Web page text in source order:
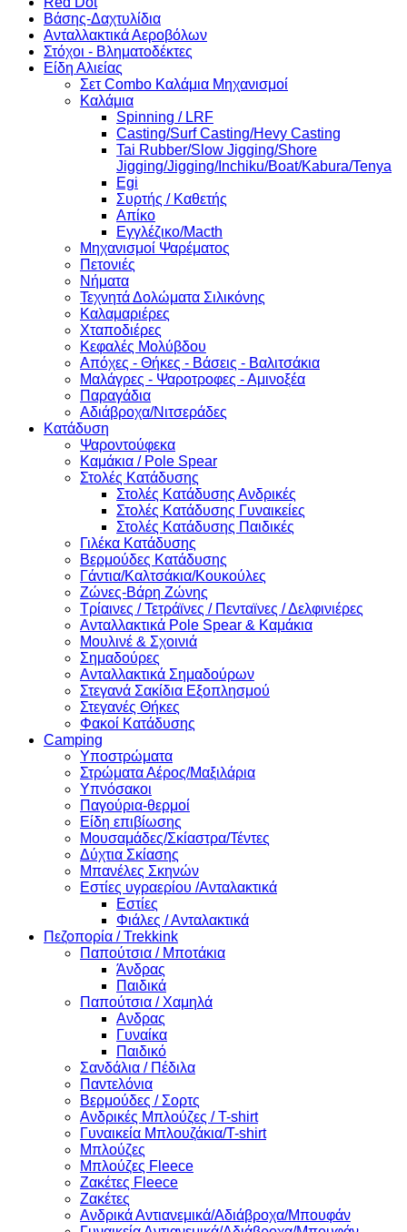
Βάσης-Δαχτυλίδια
Ανταλλακτικά Αεροβόλων
Στόχοι - Βληματοδέκτες
Είδη Αλιείας
Σετ Combo Καλάμια Μηχανισμοί
Καλάμια
Spinning / LRF
Casting/Surf Casting/Hevy Casting
Tai Rubber/Slow Jigging/Shore
Jigging/Jigging/Inchiku/Boat/Kabura/Tenya
Egi
Συρτής / Καθετής
Απίκο
Εγγλέζικο/Macth
Μηχανισμοί Ψαρέματος
Πετονιές
Νήματα
Τεχνητά Δολώματα Σιλικόνης
Καλαμαριέρες
Χταποδιέρες
Κεφαλές Μολύβδου
Απόχες - Θήκες - Βάσεις - Βαλιτσάκια
Μαλάγρες - Ψαροτροφες - Αμινοξέα
Παραγάδια
Αδιάβροχα/Νιτσεράδες
Κατάδυση
Ψαροντούφεκα
Καμάκια / Pole Spear
Στολές Κατάδυσης
Στολές Κατάδυσης Ανδρικές
Στολές Κατάδυσης Γυναικείες
Στολές Κατάδυσης Παιδικές
Γιλέκα Κατάδυσης
Βερμούδες Κατάδυσης
Γάντια/Καλτσάκια/Κουκούλες
Ζώνες-Βάρη Ζώνης
Τρίαινες / Τετράϊνες / Πενταϊνες / Δελφινιέρες
Ανταλλακτικά Pole Spear & Καμάκια
Μουλινέ & Σχοινιά
Σημαδούρες
Ανταλλακτικά Σημαδούρων
Στεγανά Σακίδια Εξοπλησμού
Στεγανές Θήκες
Φακοί Κατάδυσης
Camping
Υποστρώματα
Στρώματα Αέρος/Μαξιλάρια
Υπνόσακοι
Παγούρια-θερμοί
Είδη επιβίωσης
Μουσαμάδες/Σκίαστρα/Τέντες
Δύχτια Σκίασης
Μπανέλες Σκηνών
Εστίες υγραερίου /Ανταλακτικά
Εστίες
Φιάλες / Ανταλακτικά
Πεζοπορία / Trekkink
Παπούτσια / Μποτάκια
Άνδρας
Παιδικά
Παπούτσια / Χαμηλά
Ανδρας
Γυναίκα
Παιδικό
Σανδάλια / Πέδιλα
Παντελόνια
Βερμούδες / Σορτς
Ανδρικές Μπλούζες / T-shirt
Γυναικεία Μπλουζάκια/T-shirt
Μπλούζες
Μπλούζες Fleece
Ζακέτες Fleece
Ζακέτες
Ανδρικά Αντιανεμικά/Αδιάβροχα/Μπουφάν